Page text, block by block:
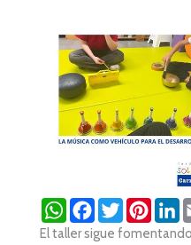
WhatsApp
Facebook
Twitter
El taller sigue